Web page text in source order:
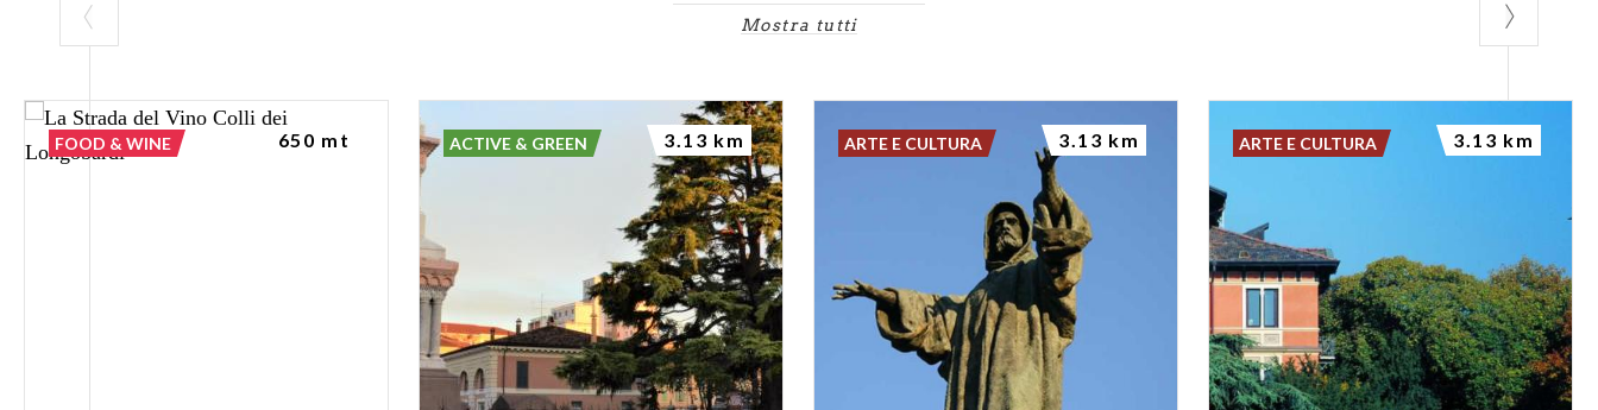
Mostra tutti
FOOD & WINE 650 mt ACTIVE & GREEN 3.13 km ARTE E CULTURA 3.13 km ARTE E CULTURA 3.13 km